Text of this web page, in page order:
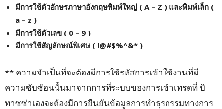
มีการใช้ตัวอักษรภาษาอังกฤษพิมพ์ใหญ่ ( A – Z ) และพิมพ์เล็ก (
a – z )
มีการใช้ตัวเลข ( 0 – 9 )
มีการใช้สัญลักษณ์พิเศษ ( !@#$%^&* )
** ความจำเป็นที่จะต้องมีการใช้รหัสการเข้าใช้งานที่มี
ความซับซ้อนนั้นมาจากการที่ระบบของการเข้าเทรดที่ บิ
ทาซซ่าเองจะต้องมีการยืนยันข้อมูลการทำธุรกรรมทางการ